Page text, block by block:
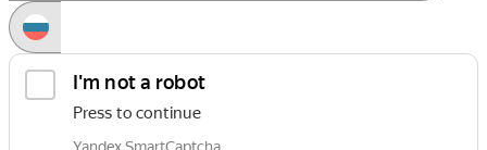
Запросить код